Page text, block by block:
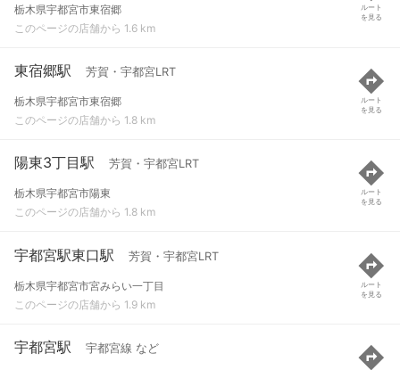
栃木県宇都宮市東宿郷
このページの店舗から 1.6 km
ルート
を見る
東宿郷駅 芳賀・宇都宮LRT
栃木県宇都宮市東宿郷
このページの店舗から 1.8 km
ルート
を見る
陽東3丁目駅 芳賀・宇都宮LRT
栃木県宇都宮市陽東
このページの店舗から 1.8 km
ルート
を見る
宇都宮駅東口駅 芳賀・宇都宮LRT
栃木県宇都宮市宮みらい一丁目
このページの店舗から 1.9 km
ルート
を見る
宇都宮駅 宇都宮線 など